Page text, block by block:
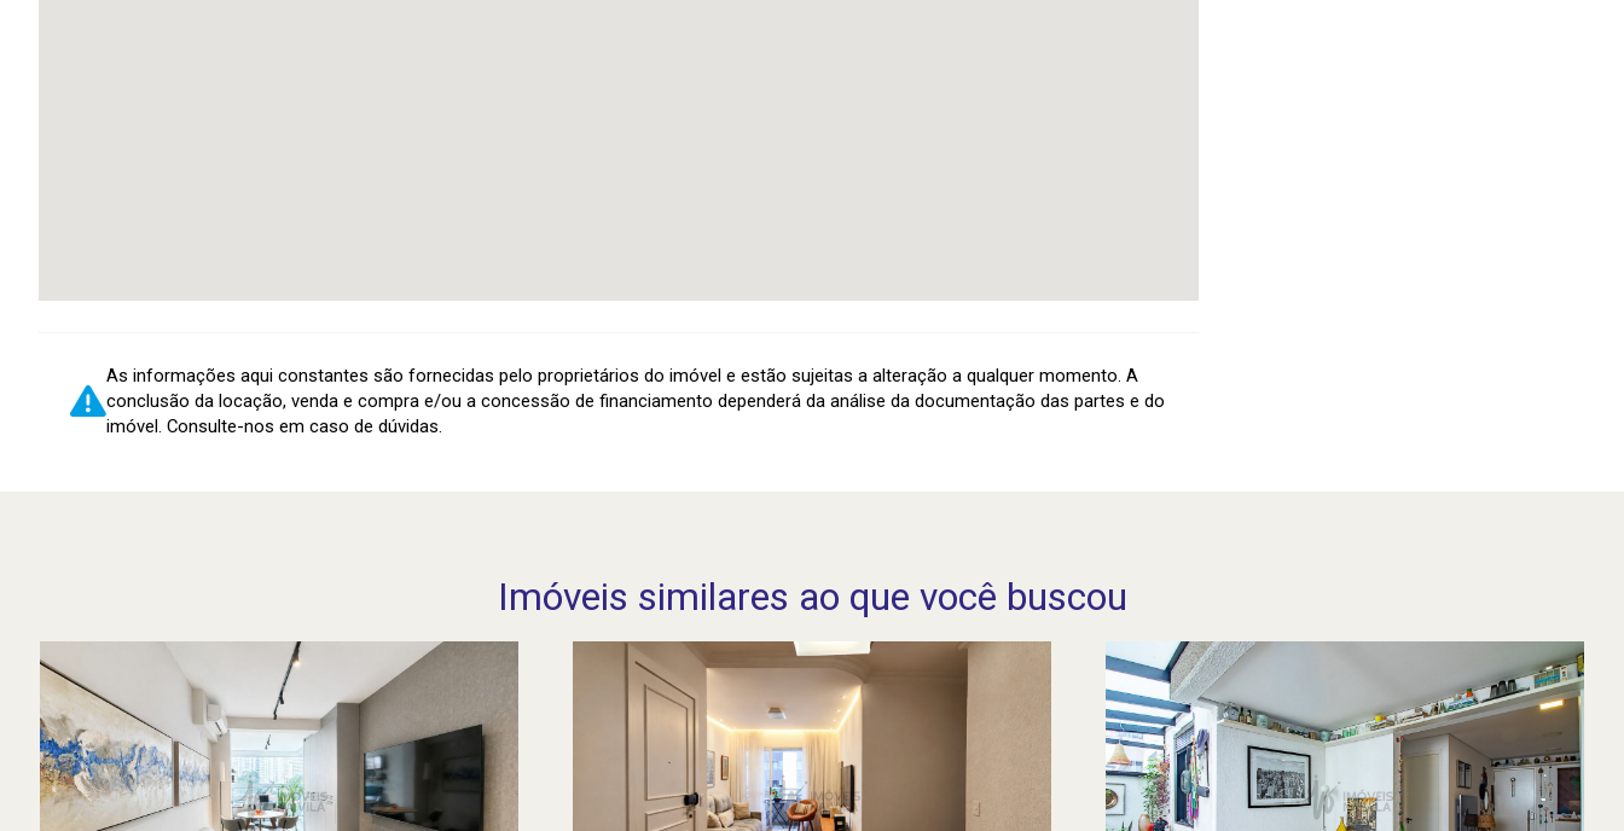
As informações aqui constantes são fornecidas pelo proprietários do imóvel e estão sujeitas a alteração a qualquer momento. A
conclusão da locação, venda e compra e/ou a concessão de financiamento dependerá da análise da documentação das partes e do
imóvel. Consulte-nos em caso de dúvidas.
Imóveis similares ao que você buscou